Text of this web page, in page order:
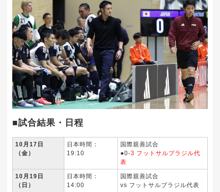
■試合結果・日程
10月17日
（金）
日本時間：
19:10
国際親善試合
●0-3 フットサルブラジル代
表
10月19日
（日）
日本時間：
14:00
国際親善試合
vs フットサルブラジル代表